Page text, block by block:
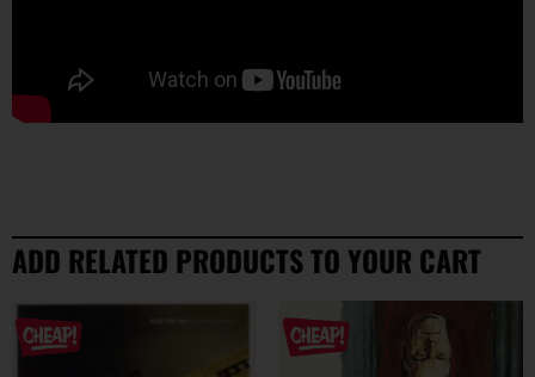
ADD RELATED PRODUCTS TO YOUR CART